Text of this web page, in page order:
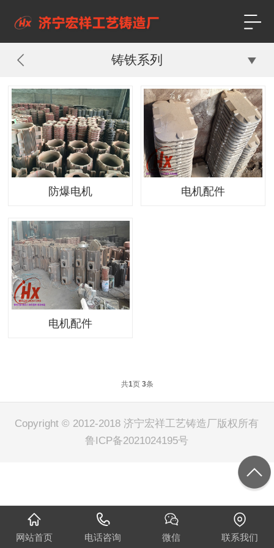
铸铁系列
防爆电机 电机配件
电机配件
共1页 3条
Copyright © 2012-2018 济宁宏祥工艺铸造厂版权所有
鲁ICP备2021024195号
网站首页 电话咨询 微信 联系我们